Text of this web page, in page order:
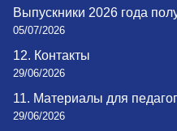
Выпускники 2026 года
05/07/2026
12. Контакты
29/06/2026
11. Материалы для
29/06/2026